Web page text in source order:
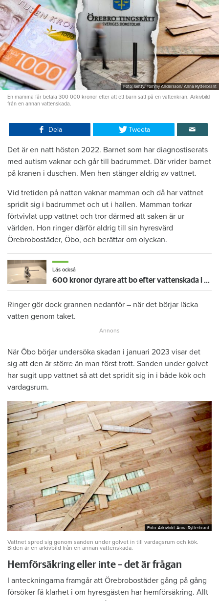
Foto: Getty/ Tommy Andersson/ Anna Rytterbrant
En mamma får betala 300 000 kronor efter att ett barn satt på en vattenkran. Arkivbild
från en annan vattenskada.
Dela Tweeta
Det är en natt hösten 2022. Barnet som har diagnostiserats
med autism vaknar och går till badrummet. Där vrider barnet
på kranen i duschen. Men hen stänger aldrig av vattnet.
Vid tretiden på natten vaknar mamman och då har vattnet
spridit sig i badrummet och ut i hallen. Mamman torkar
förtvivlat upp vattnet och tror därmed att saken är ur
världen. Hon ringer därför aldrig till sin hyresvärd
Örebrobostäder, Öbo, och berättar om olyckan.
Läs också
600 kronor dyrare att bo efter vattenskada i Varberg
Ringer gör dock grannen nedanför – när det börjar läcka
vatten genom taket.
När Öbo börjar undersöka skadan i januari 2023 visar det
sig att den är större än man först trott. Sanden under golvet
har sugit upp vattnet så att det spridit sig in i både kök och
vardagsrum.
Foto: Arkivbild: Anna Rytterbrant
Foto: Arkivbild: Anna Rytterbrant
Vattnet spred sig genom sanden under golvet in till vardagsrum och kök.
Biden är en arkivbild från en annan vattenskada.
Hemförsäkring eller inte – det är frågan
I anteckningarna framgår att Örebrobostäder gång på gång
försöker få klarhet i om hyresgästen har hemförsäkring. Allt